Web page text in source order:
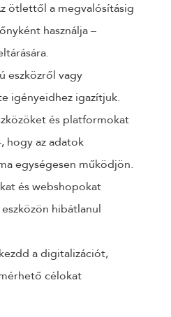
ötlettől a megvalósításig
használja –
eszközről vagy
igényeidhez igazítjuk.
és platformokat
hogy az adatok
egységesen működjön.
és webshopokat
hibátlanul
a digitalizációt,
célokat